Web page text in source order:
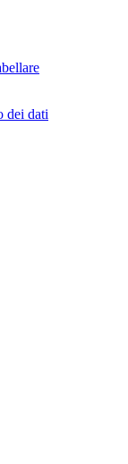
dei dati